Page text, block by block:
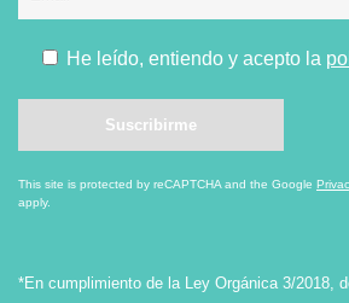
He leído, entiendo y acepto la
This site is protected by reCAPTCHA and the Google
apply.
*En cumplimiento de la Ley Orgánica 3/2018,